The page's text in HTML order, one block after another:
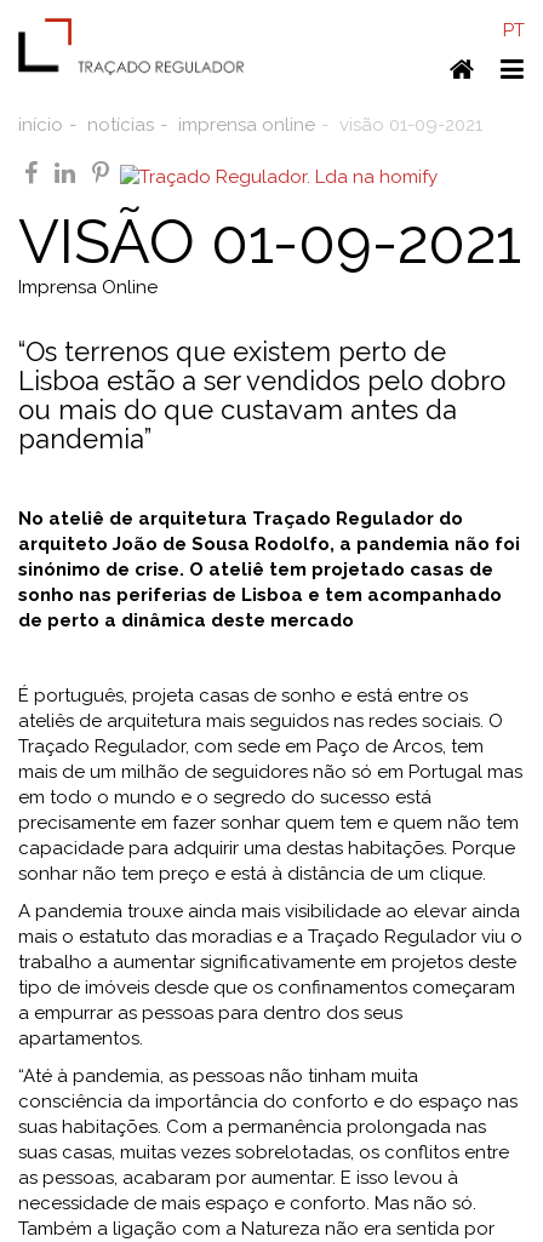
PT
Home
início notícias imprensa online visão 01-09-2021
facebook
linkedin
pinterest
VISÃO 01-09-2021
Imprensa Online
“Os terrenos que existem perto de
Lisboa estão a ser vendidos pelo dobro
ou mais do que custavam antes da
pandemia”
No ateliê de arquitetura Traçado Regulador do
arquiteto João de Sousa Rodolfo, a pandemia não foi
sinónimo de crise. O ateliê tem projetado casas de
sonho nas periferias de Lisboa e tem acompanhado
de perto a dinâmica deste mercado
É português, projeta casas de sonho e está entre os
ateliês de arquitetura mais seguidos nas redes sociais. O
Traçado Regulador, com sede em Paço de Arcos, tem
mais de um milhão de seguidores não só em Portugal mas
em todo o mundo e o segredo do sucesso está
precisamente em fazer sonhar quem tem e quem não tem
capacidade para adquirir uma destas habitações. Porque
sonhar não tem preço e está à distância de um clique.
A pandemia trouxe ainda mais visibilidade ao elevar ainda
mais o estatuto das moradias e a Traçado Regulador viu o
trabalho a aumentar significativamente em projetos deste
tipo de imóveis desde que os confinamentos começaram
a empurrar as pessoas para dentro dos seus
apartamentos.
“Até à pandemia, as pessoas não tinham muita
consciência da importância do conforto e do espaço nas
suas habitações. Com a permanência prolongada nas
suas casas, muitas vezes sobrelotadas, os conflitos entre
as pessoas, acabaram por aumentar. E isso levou à
necessidade de mais espaço e conforto. Mas não só.
Também a ligação com a Natureza não era sentida por